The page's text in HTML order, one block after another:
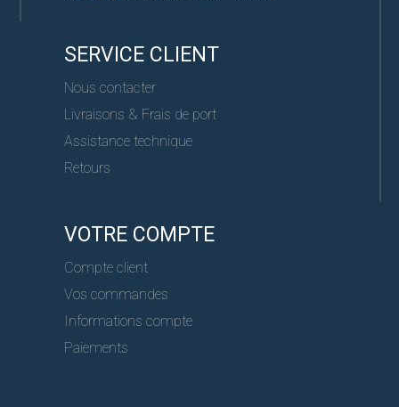
SERVICE CLIENT
Nous contacter
Livraisons & Frais de port
Assistance technique
Retours
VOTRE COMPTE
Compte client
Vos commandes
Informations compte
Paiements